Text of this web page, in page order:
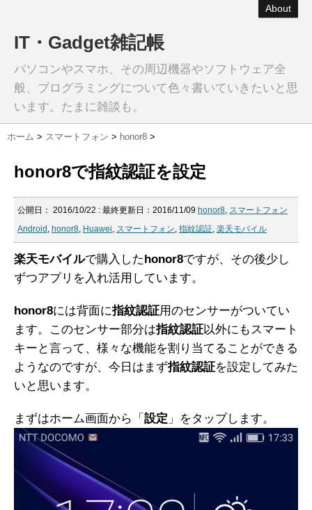
About
IT・Gadget雑記帳
パソコンやスマホ、その周辺機器やソフトウェア全
般、プログラミングについて色々書いていきたいと思
います。たまに雑談も。
ホーム > スマートフォン > honor8 >
honor8で指紋認証を設定
公開日： 2016/10/22 : 最終更新日：2016/11/09 honor8, スマートフォン
Android , honor8, Huawei, スマートフォン, 指紋認証, 楽天モバイル
楽天モバイルで購入したhonor8ですが、その後少し
ずつアプリを入れ活用しています。
honor8には背面に指紋認証用のセンサーがついてい
ます。このセンサー部分は指紋認証以外にもスマート
キーと言って、様々な機能を割り当てることができる
ようなのですが、今日はまず指紋認証を設定してみた
いと思います。
まずはホーム画面から「 設定 」をタップします。